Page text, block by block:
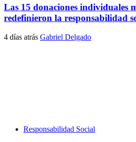
Las 15 donaciones individuales
redefinieron la responsabilidad
4 días atrás Gabriel Delgado
Responsabilidad Social